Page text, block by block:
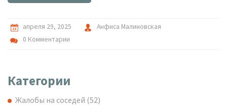
апреля 29, 2025
Анфиса Малиновская
0 Комментарии
Категории
Жалобы на соседей (52)